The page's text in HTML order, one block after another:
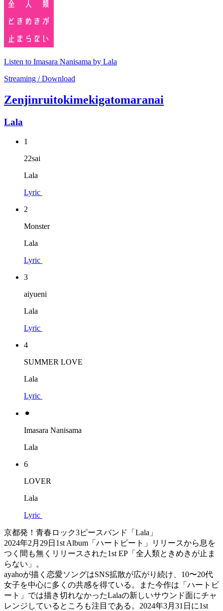
Listen to Imasara Nanisama by Lala
Streaming / Download
Zenjinruitokimekigatomaranai
Lala
1
22sai
Lala
Lyric
2
Monster
Lala
Lyric
3
aiyueni
Lala
Lyric
4
SUMMER LOVE
Lala
Lyric
⚫︎
Imasara Nanisama
Lala
6
LOVER
Lala
Lyric
京都発！青春ロック3ピースバンド「Lala」
2024年2月29日1st Album「ハートビート」リリースから息を
つく間も無くリリースされた1st EP「全人類ときめきが止ま
らない」。
ayahoが描く恋愛ソングはSNS拡散が広がり続け、10〜20代
女子を中心に多くの共感を得ている。また今作は「ハートビ
ート」では描き切れなかったLalaの新しいサウンド面にチャ
レンジしているところも注目である。2024年3月31日に1st